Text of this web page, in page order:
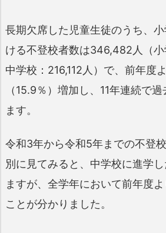
長期欠席した児童生徒のうち、
ける不登校者数は346,482人（小
中学校：216,112人）で、前年度
（15.9％）増加し、11年連続で
ます。
令和3年から令和5年までの不登
別に見てみると、中学校に進学
ますが、全学年において前年度
ことが分かりました。